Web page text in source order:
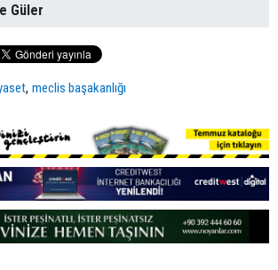
Güler
,meclis başakanlığı